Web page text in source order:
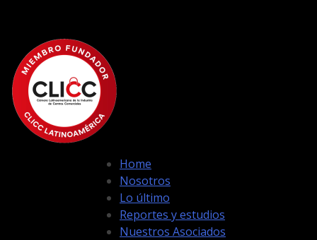
Home
Nosotros
Lo último
Reportes y estudios
Nuestros Asociados